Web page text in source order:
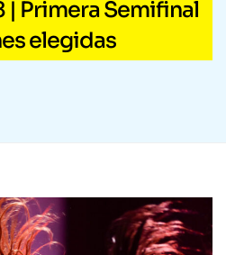
| Primera Semifinal
elegidas